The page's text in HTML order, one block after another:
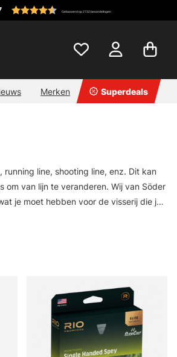
Gebaseerd op 2732 beoordelingen
Merken Superdeals
line, shooting line, enz. Dit kan
van lijn te veranderen. Wij van Söder
je moet hebben voor de visserij die je